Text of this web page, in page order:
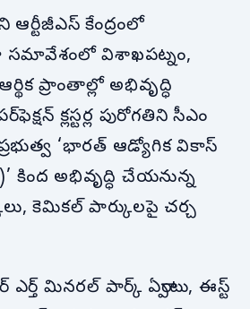
కేంద్రంలో
సమావేశంలో విశాఖపట్నం,
ప్రాంతాల్లో అభివృద్ధి
క్లస్టర్ల పురోగతిని సీఎం
ప్రభుత్వ ‘భారత్ ఆడ్యోగిక వికాస్
కింద అభివృద్ధి చేయనున్న
కెమికల్ పార్కులపై చర్చ
ఎర్త్ మినరల్ పార్క్ ఏర్పాటు, ఈస్ట్